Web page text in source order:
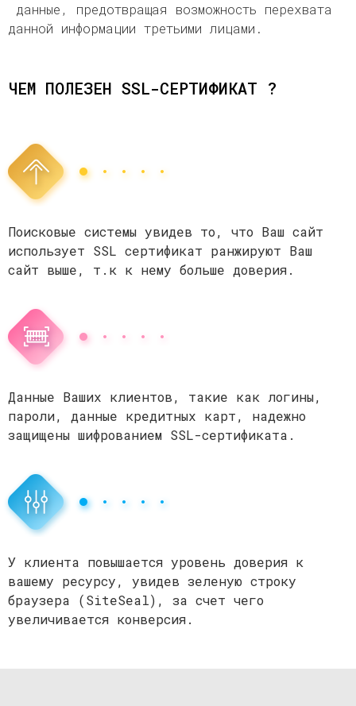
данные, предотвращая возможность перехвата
данной информации третьими лицами.
ЧЕМ ПОЛЕЗЕН SSL-СЕРТИФИКАТ ?
Поисковые системы увидев то, что Ваш сайт
использует SSL сертификат ранжируют Ваш
сайт выше, т.к к нему больше доверия.
Данные Ваших клиентов, такие как логины,
пароли, данные кредитных карт, надежно
защищены шифрованием SSL-сертификата.
У клиента повышается уровень доверия к
вашему ресурсу, увидев зеленую строку
браузера (SiteSeal), за счет чего
увеличивается конверсия.